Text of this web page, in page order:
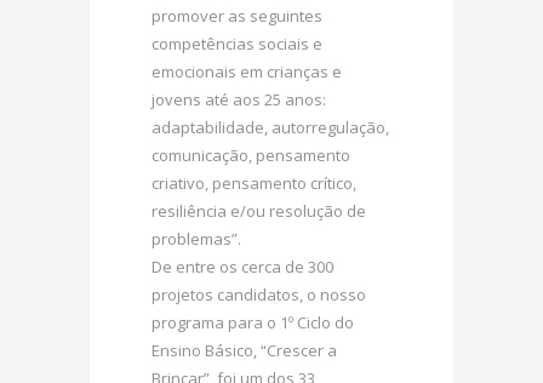
promover as seguintes
competências sociais e
emocionais em crianças e
jovens até aos 25 anos:
adaptabilidade, autorregulação,
comunicação, pensamento
criativo, pensamento crítico,
resiliência e/ou resolução de
problemas”.
De entre os cerca de 300
projetos candidatos, o nosso
programa para o 1º Ciclo do
Ensino Básico, “Crescer a
Brincar”, foi um dos 33